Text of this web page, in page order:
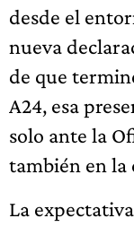
desde el
nueva
de que
A24, esa
solo ante la
también en la
La